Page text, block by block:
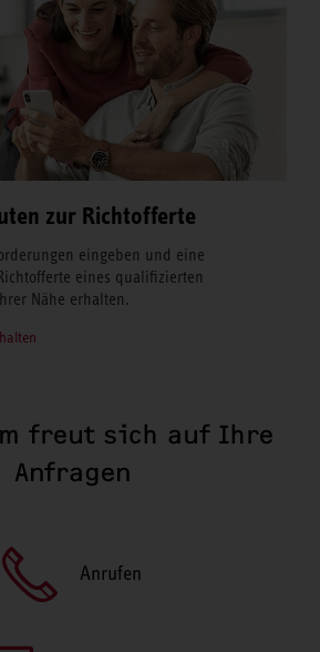
zur Richtofferte
eingeben und eine
eines qualifizierten
Nähe erhalten.
freut sich auf Ihre
Anfragen
Anrufen